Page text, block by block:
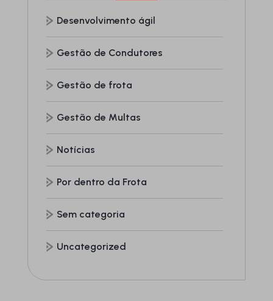
Desenvolvimento ágil
Gestão de Condutores
Gestão de frota
Gestão de Multas
Notícias
Por dentro da Frota
Sem categoria
Uncategorized